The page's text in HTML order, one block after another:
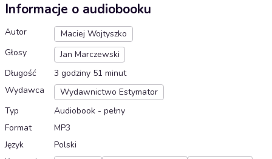
Informacje o audiobooku
Autor
Maciej Wojtyszko
Głosy
Jan Marczewski
Długość
3 godziny 51 minut
Wydawca
Wydawnictwo Estymator
Typ
Audiobook - pełny
Format
MP3
Język
Polski